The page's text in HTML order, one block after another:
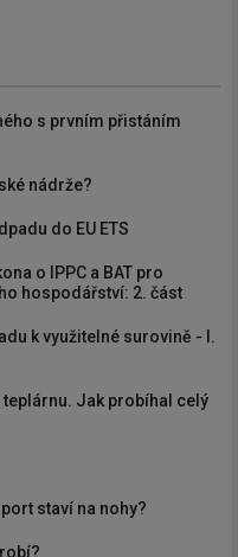
s prvním přistáním
nádrže?
do EU ETS
o IPPC a BAT pro
hospodářství: 2. část
k využitelné surovině - I.
Jak probíhal celý
staví na nohy?